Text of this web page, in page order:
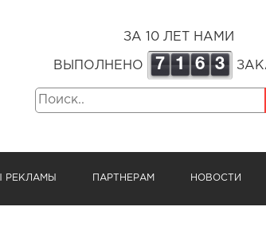
ЗА 10 ЛЕТ НАМИ
ВЫПОЛНЕНО 7 1 6 3
РЕКЛАМЫ ПАРТНЕРАМ НОВОСТИ